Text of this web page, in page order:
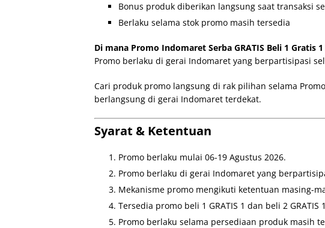
Bonus produk diberikan langsung saat transaksi
Berlaku selama stok promo masih tersedia
Di mana Promo Indomaret Serba GRATIS Beli 1 Gratis
Promo berlaku di gerai Indomaret yang berpartisipasi
Cari produk promo langsung di rak pilihan selama
berlangsung di gerai Indomaret terdekat.
Syarat & Ketentuan
Promo berlaku mulai 06-19 Agustus 2026.
Promo berlaku di gerai Indomaret yang
Mekanisme promo mengikuti ketentuan masing-
Tersedia promo beli 1 GRATIS 1 dan beli 2
Promo berlaku selama persediaan produk masih